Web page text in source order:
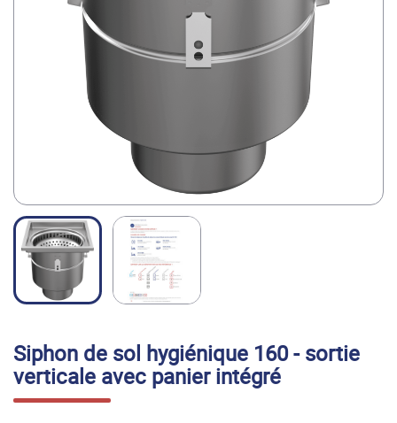
Découvrez le groupe et ses solutions
Velec
Systems
HIGH SPEED
COUNTING,
LOADING &
SOLUTIONS
Siphon de sol hygiénique 160 - sortie
verticale avec panier intégré